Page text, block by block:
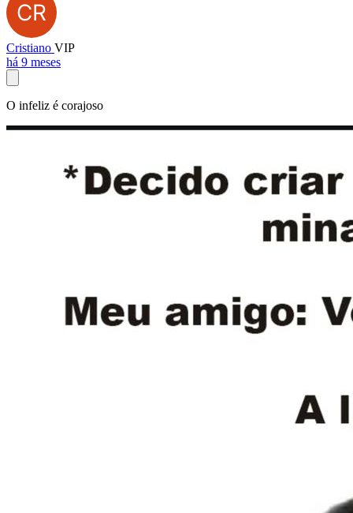
Cristiano VIP
há 9 meses
O infeliz é corajoso